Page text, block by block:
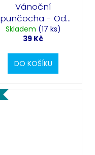
Vánoční
punčocha - Od
Mikuláše
Skladem (17 ks)
39 Kč
DO KOŠÍKU